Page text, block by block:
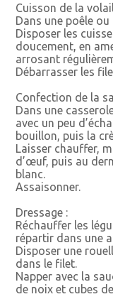
Cuisson de la
Dans une poêle
Disposer les
doucement, en
arrosant
Débarrasser les
Confection de la
Dans une
avec un peu
bouillon, puis la
Laisser chauffer,
d’œuf, puis au
blanc.
Assaisonner.
Dressage :
Réchauffer les
répartir dans une
Disposer une
dans le filet.
Napper avec la
de noix et cubes